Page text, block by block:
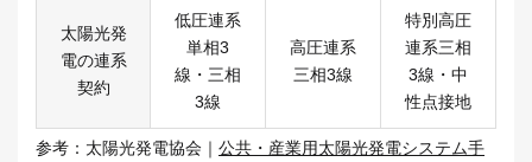
太陽光発
電の連系
契約
低圧連系
単相3
線・三相
3線
高圧連系
三相3線
特別高圧
連系三相
3線・中
性点接地
参考：太陽光発電協会｜ 公共・産業用太陽光発電システム手